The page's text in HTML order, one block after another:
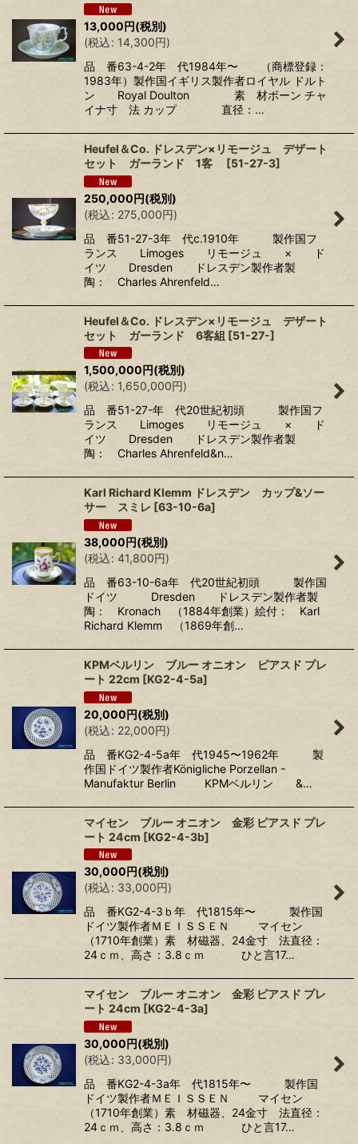
13,000円(税別)
(税込: 14,300円)
品 番63-4-2年 代1984年〜 （商標登録：
1983年）製作国イギリス製作者ロイヤル ドルト
ン Royal Doulton 素 材ボーン チャ
イナ寸 法 カップ 直径：…
Heufel＆Co. ドレスデン×リモージュ デザート
セット ガーランド 1客
[51-27-3]
250,000円(税別)
(税込: 275,000円)
品 番51-27-3年 代c.1910年 製作国フ
ランス Limoges リモージュ × ド
イツ Dresden ドレスデン製作者製
陶： Charles Ahrenfeld…
Heufel＆Co. ドレスデン×リモージュ デザート
セット ガーランド 6客組 [51-27-]
1,500,000円(税別)
(税込: 1,650,000円)
品 番51-27-年 代20世紀初頭 製作国フ
ランス Limoges リモージュ × ド
イツ Dresden ドレスデン製作者製
陶： Charles Ahrenfeld&n…
Karl Richard Klemm ドレスデン カップ&ソー
サー スミレ [63-10-6a]
38,000円(税別)
(税込: 41,800円)
品 番63-10-6a年 代20世紀初頭 製作国
ドイツ Dresden ドレスデン製作者製
陶： Kronach （1884年創業）絵付： Karl
Richard Klemm （1869年創…
KPMベルリン ブルー オニオン ピアスド プレ
ート 22cm [KG2-4-5a]
20,000円(税別)
(税込: 22,000円)
品 番KG2-4-5a年 代1945〜1962年 製
作国ドイツ製作者Königliche Porzellan -
Manufaktur Berlin KPMベルリン &…
マイセン ブルー オニオン 金彩 ピアスド プレ
ート 24cm [KG2-4-3b]
30,000円(税別)
(税込: 33,000円)
品 番KG2-4-3ｂ年 代1815年〜 製作国
ドイツ製作者ＭＥＩＳＳＥＮ マイセン
（1710年創業）素 材磁器、24金寸 法直径：
24ｃｍ、高さ：3.8ｃｍ ひと言17…
マイセン ブルー オニオン 金彩 ピアスド プレ
ート 24cm [KG2-4-3a]
30,000円(税別)
(税込: 33,000円)
品 番KG2-4-3a年 代1815年〜 製作国
ドイツ製作者ＭＥＩＳＳＥＮ マイセン
（1710年創業）素 材磁器、24金寸 法直径：
24ｃｍ、高さ：3.8ｃｍ ひと言17…